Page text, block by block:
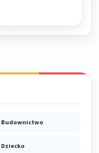
Budownictwo
Dziecko